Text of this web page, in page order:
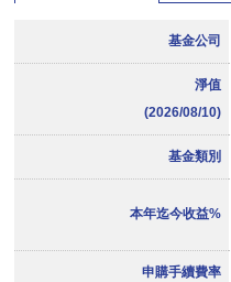
基金公司
淨值
(2026/08/10)
基金類別
本年迄今收益%
申購手續費率